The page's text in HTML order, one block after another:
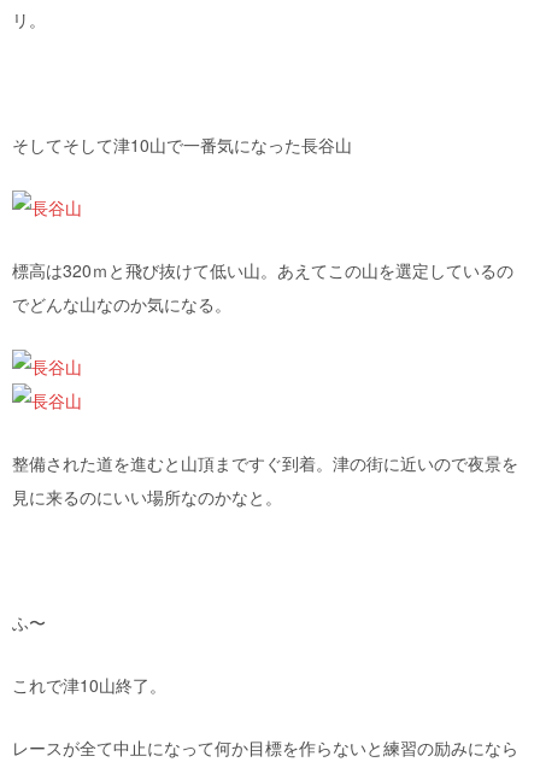
リ。
そしてそして津10山で一番気になった長谷山
標高は320ｍと飛び抜けて低い山。あえてこの山を選定しているの
でどんな山なのか気になる。
整備された道を進むと山頂まですぐ到着。津の街に近いので夜景を
見に来るのにいい場所なのかなと。
ふ〜
これで津10山終了。
レースが全て中止になって何か目標を作らないと練習の励みになら